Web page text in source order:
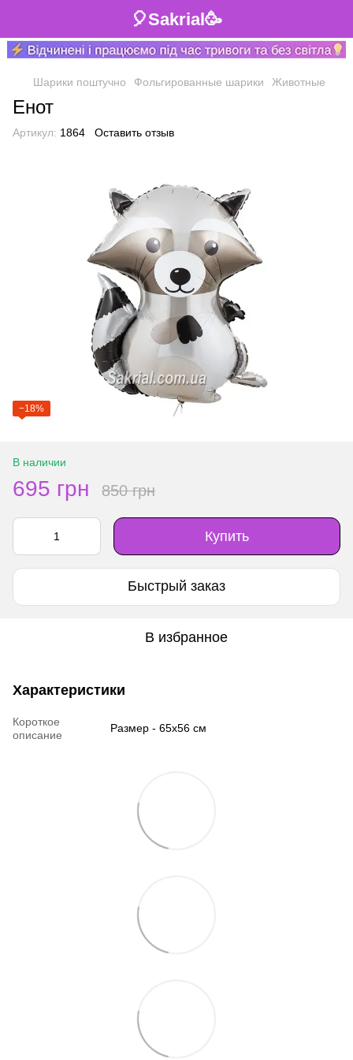
🎈Sakrial🥳
Шарики поштучно Фольгированные шарики Животные
Енот
Артикул: 1864 Оставить отзыв
−18%
В наличии
695 грн 850 грн
Купить
Быстрый заказ
В избранное
Характеристики
Короткое
описание
Размер - 65х56 см